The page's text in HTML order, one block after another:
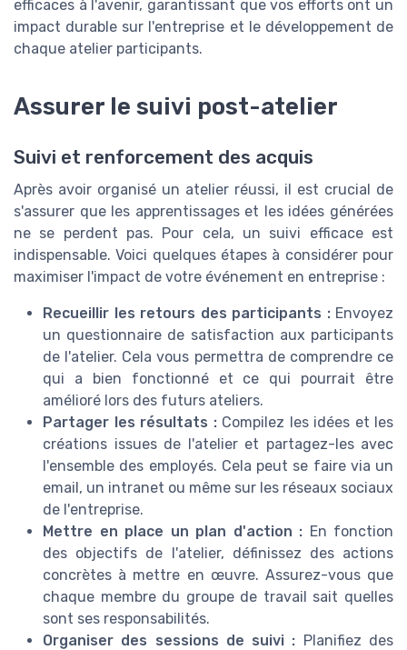
efficaces à l'avenir, garantissant que vos efforts ont un
impact durable sur l'entreprise et le développement de
chaque atelier participants.
Assurer le suivi post-atelier
Suivi et renforcement des acquis
Après avoir organisé un atelier réussi, il est crucial de
s'assurer que les apprentissages et les idées générées
ne se perdent pas. Pour cela, un suivi efficace est
indispensable. Voici quelques étapes à considérer pour
maximiser l'impact de votre événement en entreprise :
Recueillir les retours des participants :Envoyez
un questionnaire de satisfaction aux participants
de l'atelier. Cela vous permettra de comprendre ce
qui a bien fonctionné et ce qui pourrait être
amélioré lors des futurs ateliers.
Partager les résultats :Compilez les idées et les
créations issues de l'atelier et partagez-les avec
l'ensemble des employés. Cela peut se faire via un
email, un intranet ou même sur les réseaux sociaux
de l'entreprise.
Mettre en place un plan d'action : En fonction
des objectifs de l'atelier, définissez des actions
concrètes à mettre en œuvre. Assurez-vous que
chaque membre du groupe de travail sait quelles
sont ses responsabilités.
Organiser des sessions de suivi : Planifiez des